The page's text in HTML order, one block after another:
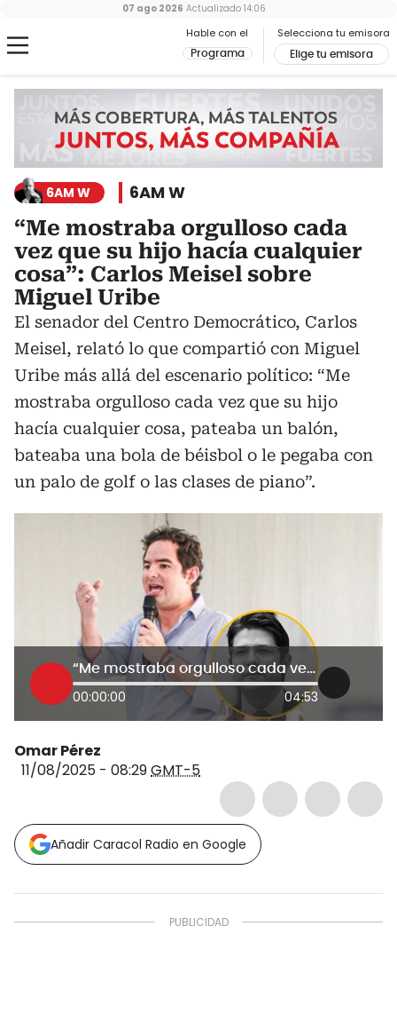
Hable con el
Programa
Selecciona tu emisora
Elige tu emisora
07 ago 2026 Actualizado 14:06
6AM W 6AM W
“Me mostraba orgulloso cada
vez que su hijo hacía cualquier
cosa”: Carlos Meisel sobre
Miguel Uribe
El senador del Centro Democrático, Carlos
Meisel, relató lo que compartió con Miguel
Uribe más allá del escenario político: “Me
mostraba orgulloso cada vez que su hijo
hacía cualquier cosa, pateaba un balón,
bateaba una bola de béisbol o le pegaba con
un palo de golf o las clases de piano”.
“Me mostraba orgulloso cada vez que su hijo hacía cualquier cosa”: Carlos Meisel sobre Miguel Uribe
00:00:00 04:53
Omar Pérez
11/08/2025 - 08:29GMT-5
Añadir Caracol Radio en Google